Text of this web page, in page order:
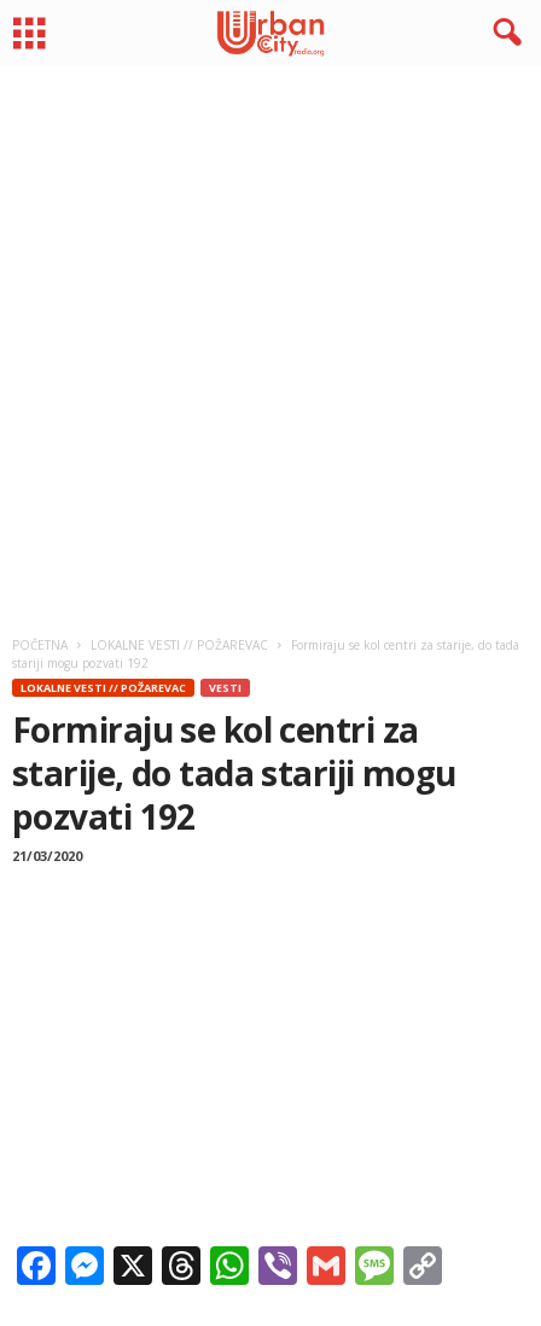
POČETNA LOKALNE VESTI // POŽAREVAC
Formiraju se kol centri za starije, do tada
stariji mogu pozvati 192
LOKALNE VESTI // POŽAREVAC VESTI
Formiraju se kol centri za
starije, do tada stariji mogu
pozvati 192
21/03/2020
Facebook
Messenger
X Threads
WhatsApp
ViberGmail